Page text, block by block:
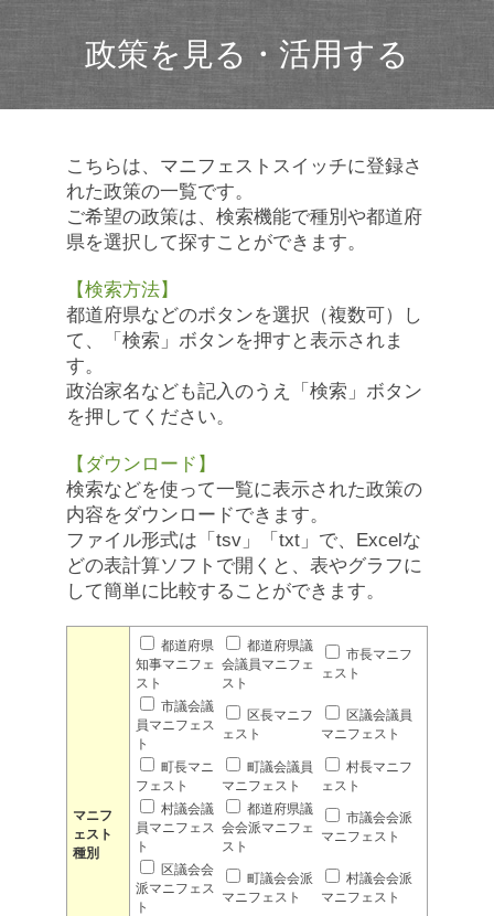
政策を見る・活用する
こちらは、マニフェストスイッチに登録さ
れた政策の一覧です。
ご希望の政策は、検索機能で種別や都道府
県を選択して探すことができます。
【検索方法】
都道府県などのボタンを選択（複数可）し
て、「検索」ボタンを押すと表示されま
す。
政治家名なども記入のうえ「検索」ボタン
を押してください。
【ダウンロード】
検索などを使って一覧に表示された政策の
内容をダウンロードできます。
ファイル形式は「tsv」「txt」で、Excelな
どの表計算ソフトで開くと、表やグラフに
して簡単に比較することができます。
マニフ
ェスト
種別
都道府県
知事マニフェ
スト
都道府県議
会議員マニフェ
スト
市長マニフ
ェスト
市議会議
員マニフェス
ト
区長マニフ
ェスト
区議会議員
マニフェスト
町長マニ
フェスト
町議会議員
マニフェスト
村長マニフ
ェスト
村議会議
員マニフェス
ト
都道府県議
会会派マニフェ
スト
市議会会派
マニフェスト
区議会会
派マニフェス
ト
町議会会派
マニフェスト
村議会会派
マニフェスト